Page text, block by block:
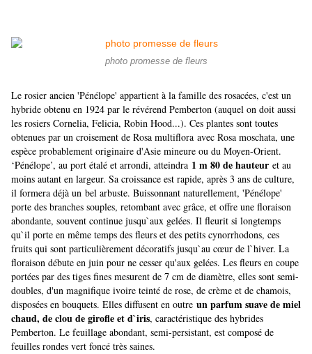
photo promesse de fleurs
Le rosier ancien 'Pénélope' appartient à la famille des rosacées, c'est un
hybride obtenu en 1924 par le révérend Pemberton (auquel on doit aussi
les rosiers Cornelia, Felicia, Robin Hood...). Ces plantes sont toutes
obtenues par un croisement de Rosa multiflora avec Rosa moschata, une
espèce probablement originaire d'Asie mineure ou du Moyen-Orient.
‘Pénélope’, au port étalé et arrondi, atteindra 1 m 80 de hauteur et au
moins autant en largeur. Sa croissance est rapide, après 3 ans de culture,
il formera déjà un bel arbuste. Buissonnant naturellement, 'Pénélope'
porte des branches souples, retombant avec grâce, et offre une floraison
abondante, souvent continue jusqu`aux gelées. Il fleurit si longtemps
qu`il porte en même temps des fleurs et des petits cynorrhodons, ces
fruits qui sont particulièrement décoratifs jusqu`au cœur de l`hiver. La
floraison débute en juin pour ne cesser qu'aux gelées. Les fleurs en coupe
portées par des tiges fines mesurent de 7 cm de diamètre, elles sont semi-
doubles, d'un magnifique ivoire teinté de rose, de crème et de chamois,
disposées en bouquets. Elles diffusent en outre un parfum suave de miel
chaud, de clou de girofle et d`iris, caractéristique des hybrides
Pemberton. Le feuillage abondant, semi-persistant, est composé de
feuilles rondes vert foncé très saines.